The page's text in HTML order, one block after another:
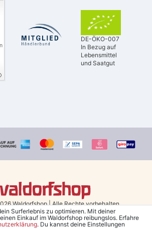
DE-ÖKO-007
In Bezug auf
Lebensmittel
und Saatgut
Waldorfshop|Alle Rechte vorbehalten.
Versand bis 13 Uhr, garantierter Versand am
Surferlebnis zu optimieren. Mit deiner
Einkauf im Waldorfshop reibungslos. Erfahre
. Du kannst deine Einstellungen